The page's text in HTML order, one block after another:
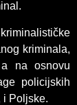
kriminala,
na osnovu
policijskih
i Poljske.